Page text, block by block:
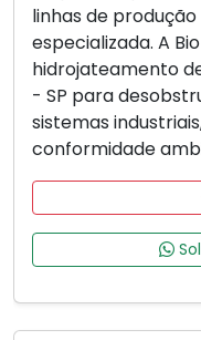
linhas de
especializada. A
hidrojateamento
- SP para
sistemas
conformidade